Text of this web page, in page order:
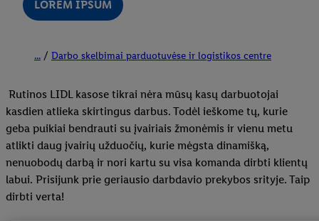
LOREM IPSUM
... Darbo skelbimai parduotuvėse ir logistikos centre
Rutinos LIDL kasose tikrai nėra mūsų kasų darbuotojai
kasdien atlieka skirtingus darbus. Todėl ieškome tų, kurie
geba puikiai bendrauti su įvairiais žmonėmis ir vienu metu
atlikti daug įvairių užduočių, kurie mėgsta dinamišką,
nenuobodų darbą ir nori kartu su visa komanda dirbti klientų
labui. Prisĳunk prie geriausio darbdavio prekybos srityje. Taip
dirbti verta!